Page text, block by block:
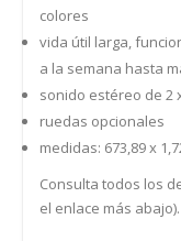
colores
vida útil larga,
a la semana hasta
sonido estéreo de 2
ruedas opcionales
medidas: 673,89 x
Consulta todos los
el enlace más abajo).